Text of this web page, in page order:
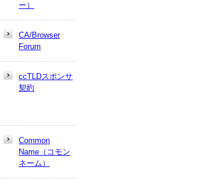
ー）
CA/Browser
Forum
ccTLDスポンサ
契約
Common
Name（コモン
ネーム）